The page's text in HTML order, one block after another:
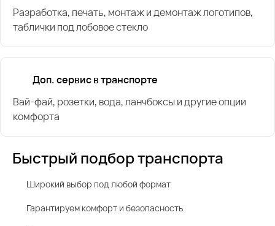
Разработка, печать, монтаж и демонтаж логотипов,
таблички под лобовое стекло
Доп. сервис в транспорте
Вай-фай, розетки, вода, ланчбоксы и другие опции
комфорта
Быстрый подбор транспорта
Широкий выбор под любой формат
Гарантируем комфорт и безопасность